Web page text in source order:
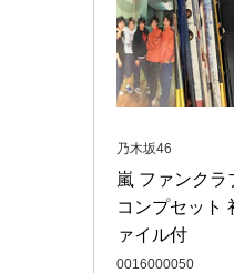
乃木坂46
嵐 ファンクラ
コンプセット
ァイル付
0016000050